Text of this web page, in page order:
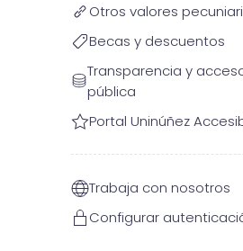
Otros valores
Becas y descuentos
Transparencia y
pública
Portal Uninúñez
Trabaja con nosotros
Configurar